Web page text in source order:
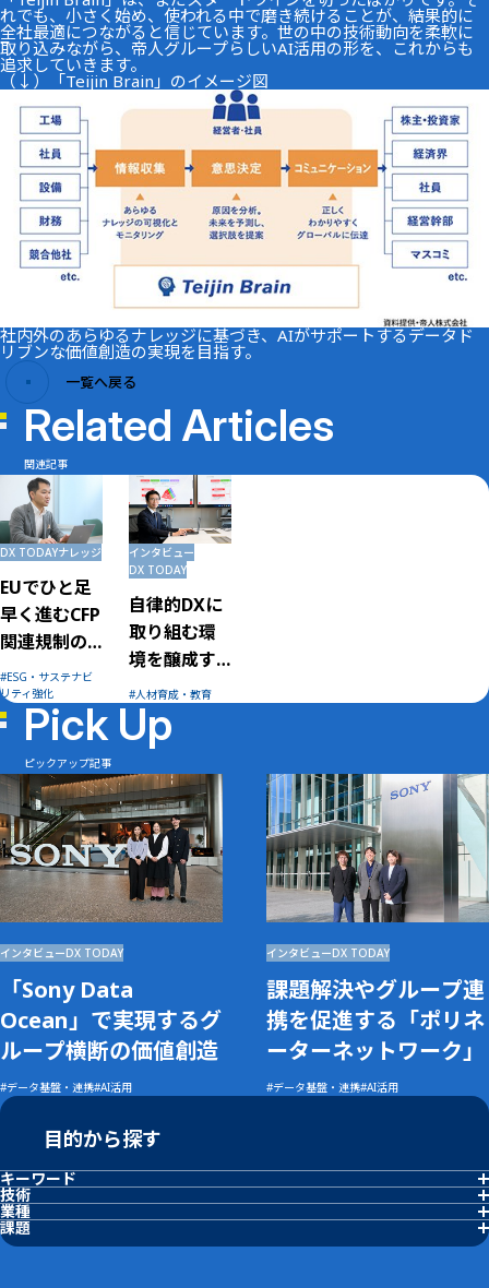
れでも、小さく始め、使われる中で磨き続けることが、結果的に
全社最適につながると信じています。世の中の技術動向を柔軟に
取り込みながら、帝人グループらしいAI活用の形を、これからも
追求していきます。
（↓）「Teijin Brain」のイメージ図
社内外のあらゆるナレッジに基づき、AIがサポートするデータド
リブンな価値創造の実現を目指す。
一覧へ戻る
Related Articles
関連記事
DX TODAYナレッジ
EUでひと足
早く進むCFP
関連規制の
義務化。不
可避の流れ
として、中
営課題へ
ESG・サステナビ
リティ強化
インタビュー
DX TODAY
自律的DXに
取り組む環
境を醸成す
る帝人グル
ープの人財
教育
人材育成・教育
Pick Up
ピックアップ記事
インタビューDX TODAY
「Sony Data
Ocean」で実現するグ
ループ横断の価値創造
データ基盤・連携 AI活用
インタビューDX TODAY
課題解決やグループ連
携を促進する「ポリネ
ーターネットワーク」
データ基盤・連携 AI活用
目的から探す
キーワード
アジャイル経営
デジタル変革
リモート監視
生産性向上
DX用語集
FKDPP
セキュリティ
AI活用
技術
異常検知
データ基盤・連携
業種
化学・プラント
石油・ガス
電子部品製造
自動車製造
食品・飲料
医薬
電力・エネルギー
建材・材料
課題
労働力改善
品質安定化
予知保全
製造工程最適化
作業標準化
省人化・自動化
ESG・サステナビリティ強化
人材育成・教育
現場改善
属人化解消